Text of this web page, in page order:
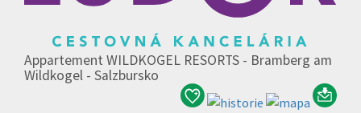
Appartement WILDKOGEL RESORTS - Bramberg am
Wildkogel - Salzbursko